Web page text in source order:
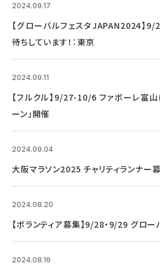
2024.09.17
【グローバルフェスタJAPAN2024】
待ちしています！：東京
2024.09.11
【フルクル】9/27-10/6 ファボーレ富山
ーン」開催
2024.09.04
大阪マラソン2025 チャリティランナー
2024.08.20
【ボランティア募集】9/28・9/29 グロ
2024.08.16